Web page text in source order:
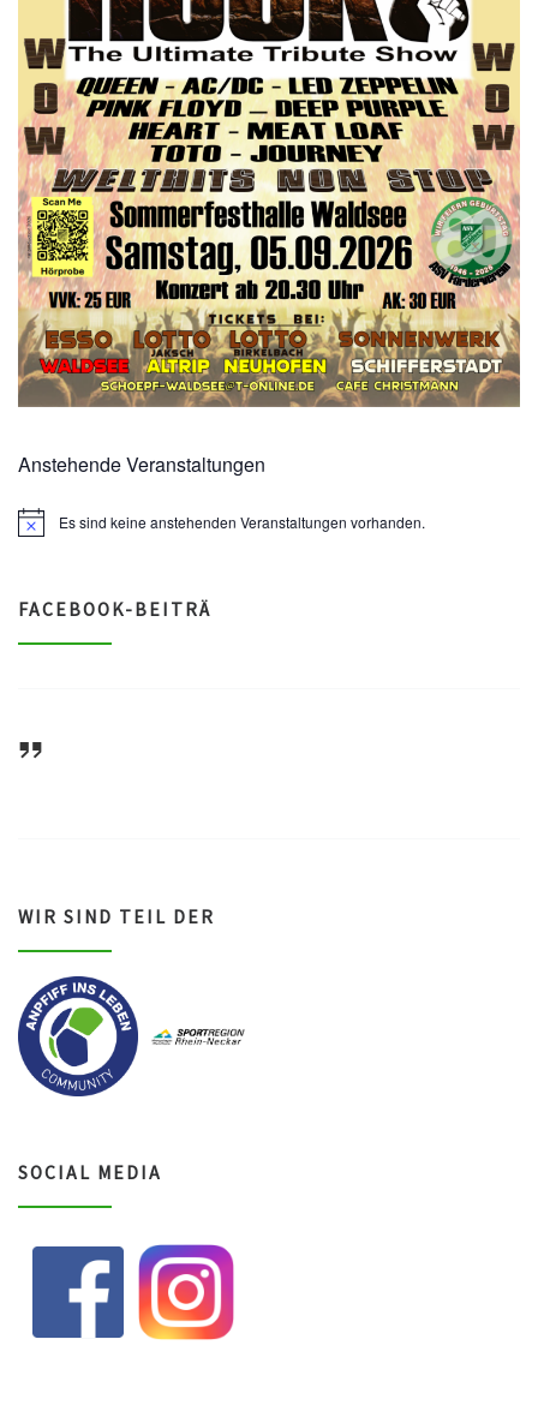
Anstehende Veranstaltungen
N
c
Es sind keine anstehenden Veranstaltungen vorhanden.
FACEBOOK-BEITRÄ
WIR SIND TEIL DER
SOCIAL MEDIA